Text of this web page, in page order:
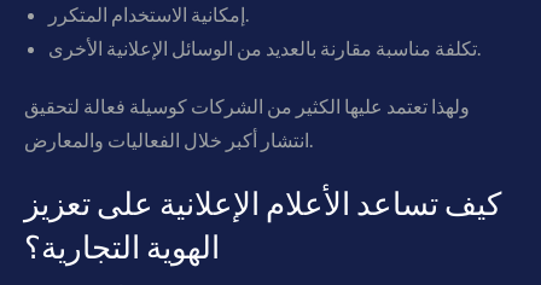
إمكانية الاستخدام المتكرر.
تكلفة مناسبة مقارنة بالعديد من الوسائل الإعلانية الأخرى.
ولهذا تعتمد عليها الكثير من الشركات كوسيلة فعالة لتحقيق
انتشار أكبر خلال الفعاليات والمعارض.
كيف تساعد الأعلام الإعلانية على تعزيز
الهوية التجارية؟